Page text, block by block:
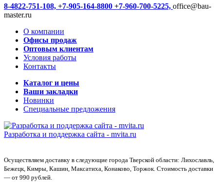
8-4822-751-108, +7-905-164-8800 +7-960-700-5225, office@bau-
master.ru
О компании
Офисы продаж
Оптовым клиентам
Условия работы
Контакты
Каталог и цены
Ваши закладки
Новинки
Специальные предложения
Разработка и поддержка сайта - mvita.ru
Осуществляем доставку в следующие города Тверской области: Лихославль,
Бежецк, Кимры, Кашин, Максатиха, Конаково, Торжок. Стоимость доставки
— от 990 рублей.